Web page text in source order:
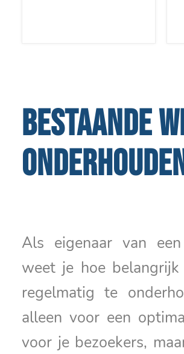
BESTAANDE
Als eigenaar van een
weet je hoe
regelmatig te
alleen voor een
voor je bezoekers,